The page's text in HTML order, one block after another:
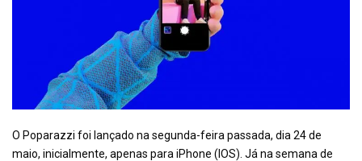
O Poparazzi foi lançado na segunda-feira passada, dia 24 de
maio, inicialmente, apenas para iPhone (IOS). Já na semana de